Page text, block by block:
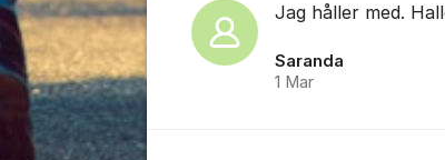
Jag håller med.
Saranda
1 Mar